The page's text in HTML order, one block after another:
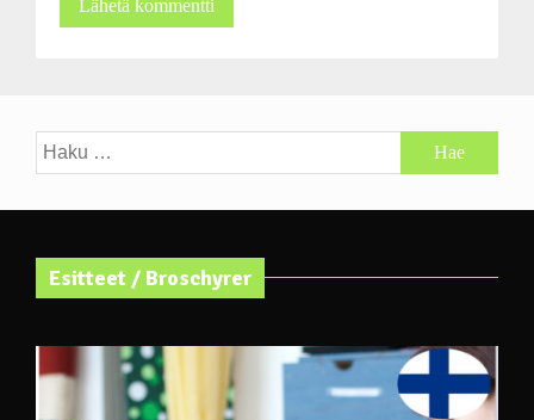
Haku:
Esitteet / Broschyrer